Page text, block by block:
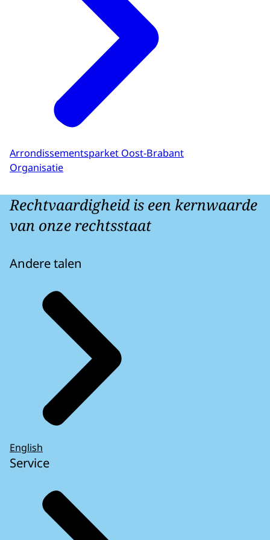
Arrondissementsparket Oost-Brabant
Organisatie
Rechtvaardigheid is een kernwaarde
van onze rechtsstaat
Andere talen
English
Service